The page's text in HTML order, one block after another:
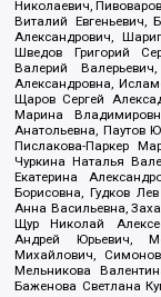
Николаевич,
Виталий Евгеньевич,
Александрович,
Шведов Григорий
Валерий
Александровна,
Щаров Сергей
Марина
Анатольевна, Паутов
Пислакова-Паркер
Чуркина Наталья
Екатерина
Борисовна, Гудков
Анна Васильевна,
Щур Николай
Андрей Юрьевич,
Михайлович,
Мельникова
Баженова Светлана